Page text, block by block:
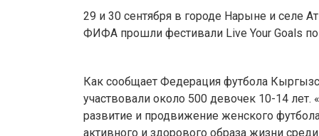
29 и 30 сентября в городе Нарыне и селе
ФИФА прошли фестивали Live Your Goals
Как сообщает Федерация футбола
участвовали около 500 девочек 10-14
развитие и продвижение женского
активного и здорового образа жизни